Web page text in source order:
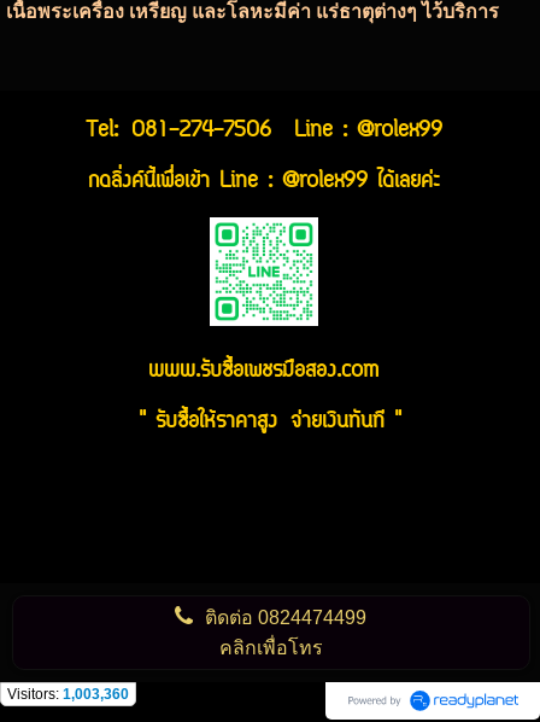
เนื้อพระเครื่อง เหรียญ และโลหะมีค่า แร่ธาตุต่างๆ ไว้บริการ
Tel: 081-274-7506
Line : @rolex99
กดลิ่งค์นี้เพื่อเข้า Line : @rolex99 ได้เลยค่ะ
www.รับซื้อเพชรมือสอง.com
" รับซื้อให้ราคาสูง จ่ายเงินทันที "
ติดต่อ0824474499
คลิกเพื่อโทร
Visitors: 1,003,360